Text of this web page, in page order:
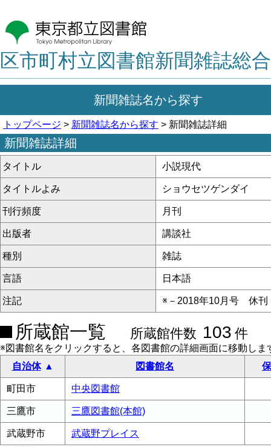
区市町村立図書館新聞雑誌総
新聞雑誌名から探す
トップページ > 新聞雑誌名から探す > 新聞雑誌詳細
新聞雑誌詳細
タイトル 小説現代
タイトルよみ ショウセツゲンダイ
刊行頻度 月刊
出版者 講談社
種別 雑誌
言語 日本語
注記 ※－2018年10月号 休
所蔵館一覧 所蔵館件数 103 件
※図書館名をクリックすると、各図書館の詳細画面に移動しま
自治体
図書館名
町田市 中央図書館
三鷹市 三鷹図書館(本館)
武蔵野市
武蔵野プレイス